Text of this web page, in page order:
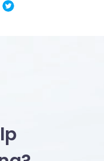
dei dati web,